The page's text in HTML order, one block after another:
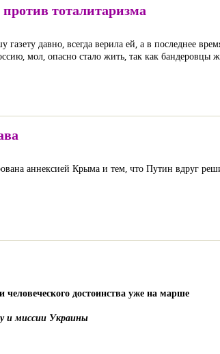
тоталитаризма
газету давно, всегда верила ей, а в последнее
мол, опасно стало жить, так как
аннексией Крыма и тем, что Путин вдруг
достоинства уже на марше
и миссии Украины